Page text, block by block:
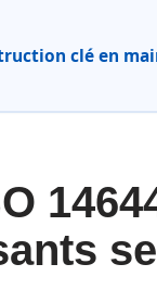
clé en